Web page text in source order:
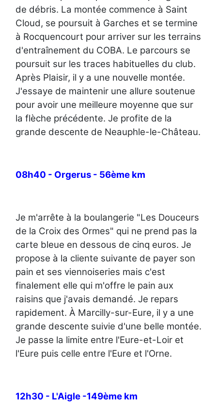
de débris. La montée commence à Saint
Cloud, se poursuit à Garches et se termine
à Rocquencourt pour arriver sur les terrains
d'entraînement du COBA. Le parcours se
poursuit sur les traces habituelles du club.
Après Plaisir, il y a une nouvelle montée.
J'essaye de maintenir une allure soutenue
pour avoir une meilleure moyenne que sur
la flèche précédente. Je profite de la
grande descente de Neauphle-le-Château.
08h40 - Orgerus - 56ème km
Je m'arrête à la boulangerie "Les Douceurs
de la Croix des Ormes" qui ne prend pas la
carte bleue en dessous de cinq euros. Je
propose à la cliente suivante de payer son
pain et ses viennoiseries mais c'est
finalement elle qui m'offre le pain aux
raisins que j'avais demandé. Je repars
rapidement. À Marcilly-sur-Eure, il y a une
grande descente suivie d'une belle montée.
Je passe la limite entre l'Eure-et-Loir et
l'Eure puis celle entre l'Eure et l'Orne.
12h30 - L'Aigle -149ème km